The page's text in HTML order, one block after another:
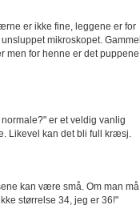
er ikke fine, leggene er for
mikroskopet. Gammel
men for henne er det puppene
er et veldig vanlig
Likevel kan det bli full kræsj.
kan være små. Om man må
størrelse 34, jeg er 36!"